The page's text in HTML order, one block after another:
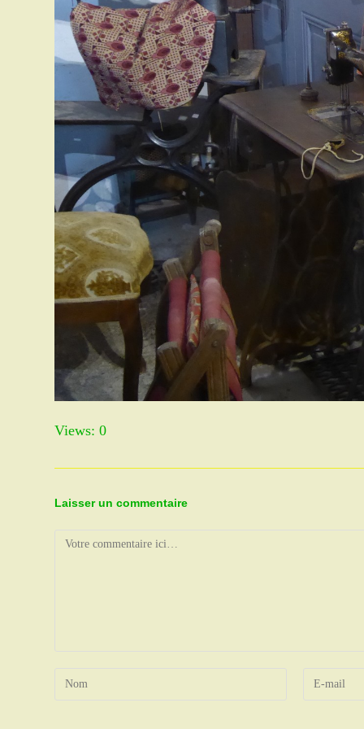
Views: 0
Laisser un commentaire
Comment
Enter
Enter